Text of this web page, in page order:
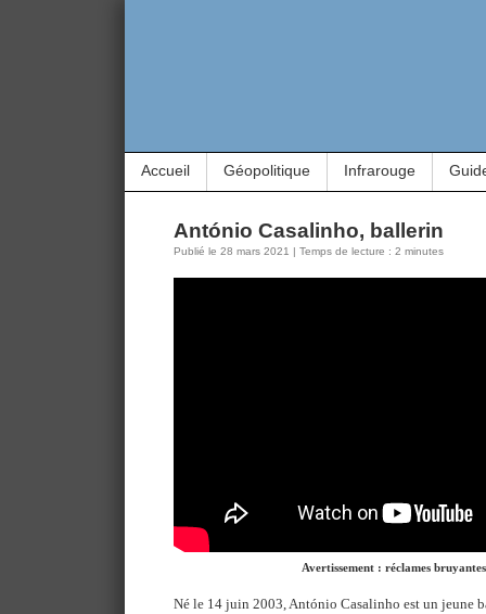
Accueil Géopolitique Infrarouge
António Casalinho, ballerin
Publié le 28 mars 2021 | Temps de lecture : 2 minutes
Avertissement : réclames
Né le 14 juin 2003, António Casalinho est un jeune